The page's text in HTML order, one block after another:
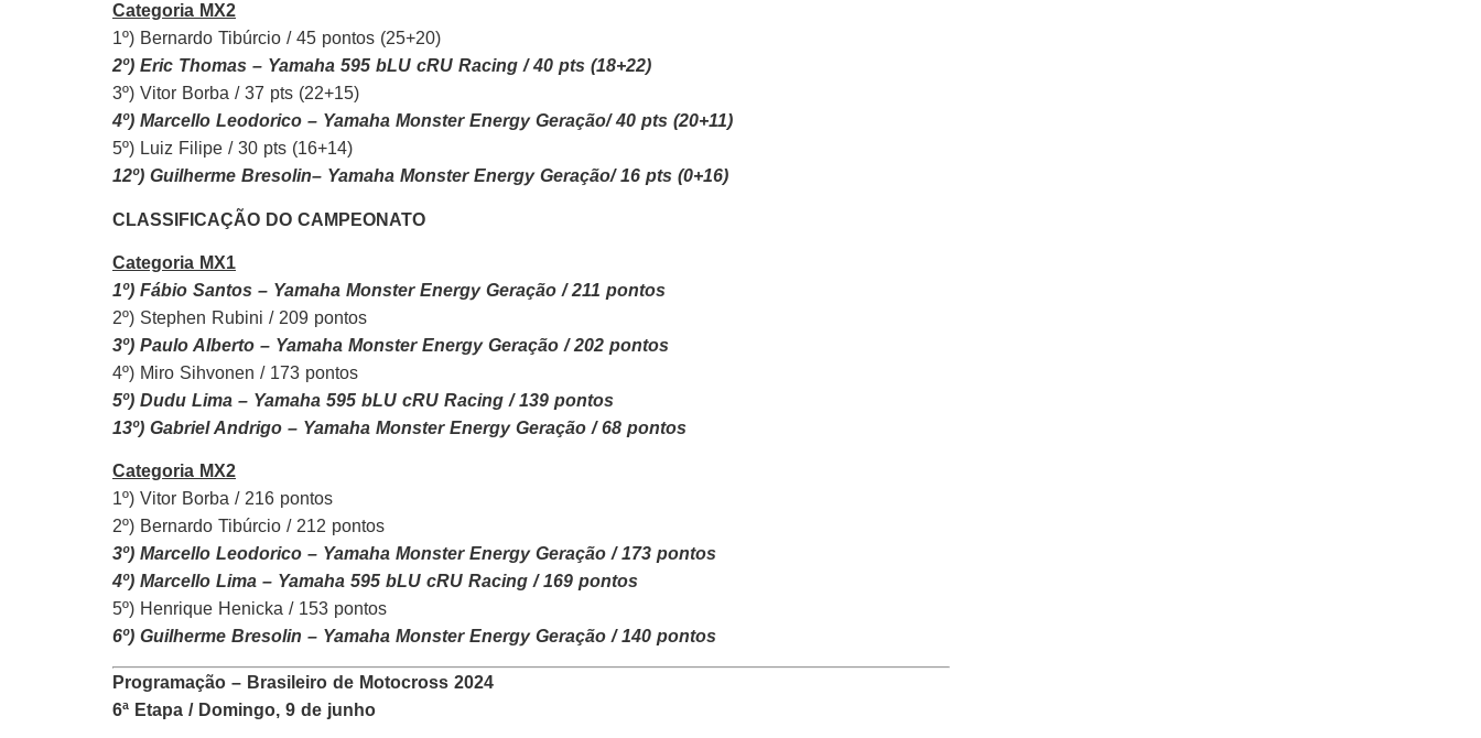
Categoria MX2
1º) Bernardo Tibúrcio / 45 pontos (25+20)
2º) Eric Thomas – Yamaha 595 bLU cRU Racing / 40 pts (18+22)
3º) Vitor Borba / 37 pts (22+15)
4º) Marcello Leodorico – Yamaha Monster Energy Geração/ 40 pts (20+11)
5º) Luiz Filipe / 30 pts (16+14)
12º) Guilherme Bresolin– Yamaha Monster Energy Geração/ 16 pts (0+16)
CLASSIFICAÇÃO DO CAMPEONATO
Categoria MX1
1º) Fábio Santos – Yamaha Monster Energy Geração / 211 pontos
2º) Stephen Rubini / 209 pontos
3º) Paulo Alberto – Yamaha Monster Energy Geração / 202 pontos
4º) Miro Sihvonen / 173 pontos
5º) Dudu Lima – Yamaha 595 bLU cRU Racing / 139 pontos
13º) Gabriel Andrigo – Yamaha Monster Energy Geração / 68 pontos
Categoria MX2
1º) Vitor Borba / 216 pontos
2º) Bernardo Tibúrcio / 212 pontos
3º) Marcello Leodorico – Yamaha Monster Energy Geração / 173 pontos
4º) Marcello Lima – Yamaha 595 bLU cRU Racing / 169 pontos
5º) Henrique Henicka / 153 pontos
6º) Guilherme Bresolin – Yamaha Monster Energy Geração / 140 pontos
Programação – Brasileiro de Motocross 2024
6ª Etapa / Domingo, 9 de junho